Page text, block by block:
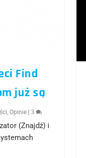
Find
już są
, Opinie| 3
(Znajdź) i